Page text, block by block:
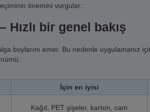
önemini vurgular.
bir genel bakış
boylarını emer. Bu nedenle uygulamanız
İçin en iyisi
Kağıt, PET şişeler, karton, cam